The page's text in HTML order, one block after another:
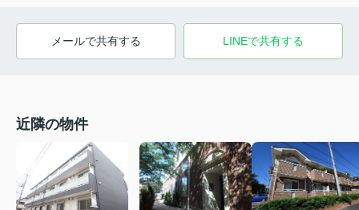
メールで共有する LINEで共有する
近隣の物件